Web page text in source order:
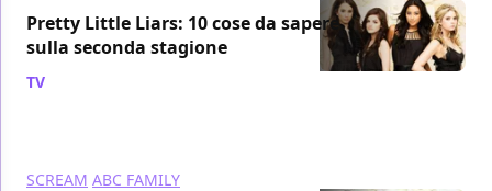
Pretty Little Liars: 10 cose da sapere
sulla seconda stagione
TV
SCREAM ABC FAMILY